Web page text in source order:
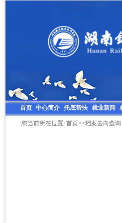
首页 中心简介 托底帮扶 就业新闻
您当前所在位置: 首页>>档案去向查询